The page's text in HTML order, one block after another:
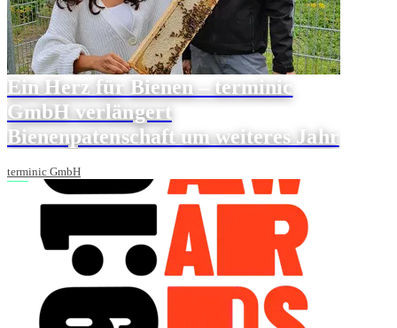
Ein Herz für Bienen – terminic
GmbH verlängert
Bienenpatenschaft um weiteres Jahr
terminic GmbH